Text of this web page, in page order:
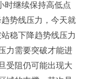
时继续保持高低点
势线压力，今天就
稳下降趋势线压力
力需要突破才能进
受阻仍可能出现大